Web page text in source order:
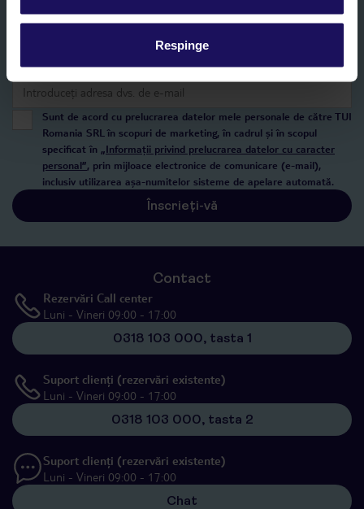
Respinge
NUME SI PRENUME*
E-MAIL*
Sunt de acord cu prelucrarea datelor mele personale de către TUI
Romania SRL în scopuri de marketing, în cadrul și în scopul
specificat în „Informații privind prelucrarea datelor cu caracter
personal”, prin mijloace electronice de comunicare (e-mail),
inclusiv utilizarea așa-numitelor sisteme de apelare automată.
Înscrieți-vă
Contact
Rezervări Call center
Luni - Vineri 09:00 - 17:00
0318 103 000, tasta 1
Suport clienți (rezervări existente)
Luni - Vineri 09:00 - 17:00
0318 103 000, tasta 2
Suport clienți (rezervări existente)
Luni - Vineri 09:00 - 17:00
Chat